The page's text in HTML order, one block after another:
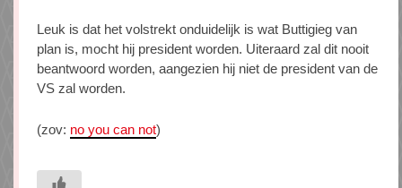
Leuk is dat het volstrekt onduidelijk is wat Buttigieg van
plan is, mocht hij president worden. Uiteraard zal dit nooit
beantwoord worden, aangezien hij niet de president van de
VS zal worden.
(zov: no you can not)